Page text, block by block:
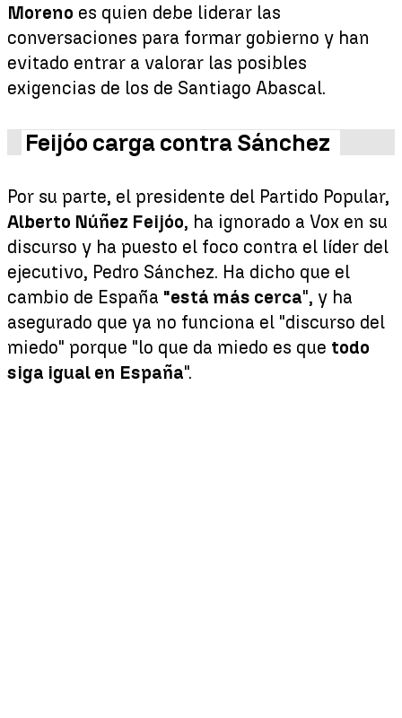
Moreno es quien debe liderar las
conversaciones para formar gobierno y han
evitado entrar a valorar las posibles
exigencias de los de Santiago Abascal.
Feijóo carga contra Sánchez
Por su parte, el presidente del Partido Popular,
Alberto Núñez Feijóo, ha ignorado a Vox en su
discurso y ha puesto el foco contra el líder del
ejecutivo, Pedro Sánchez. Ha dicho que el
cambio de España "está más cerca", y ha
asegurado que ya no funciona el "discurso del
miedo" porque "lo que da miedo es que todo
siga igual en España".